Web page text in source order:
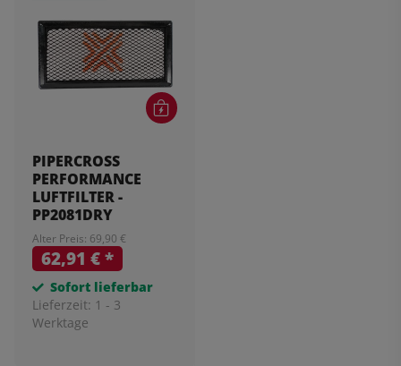
PIPERCROSS
PERFORMANCE
LUFTFILTER -
PP2081DRY
Alter Preis: 69,90 €
62,91 €*
Sofort lieferbar
Lieferzeit: 1 - 3
Werktage